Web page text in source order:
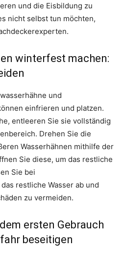
und die Eisbildung zu
nicht selbst tun möchten,
winterfest machen:
und
einfrieren und platzen.
entleeren Sie sie vollständig
Drehen Sie die
Wasserhähnen mithilfe der
Sie diese, um das restliche
Sie bei
restliche Wasser ab und
zu vermeiden.
ersten Gebrauch
beseitigen